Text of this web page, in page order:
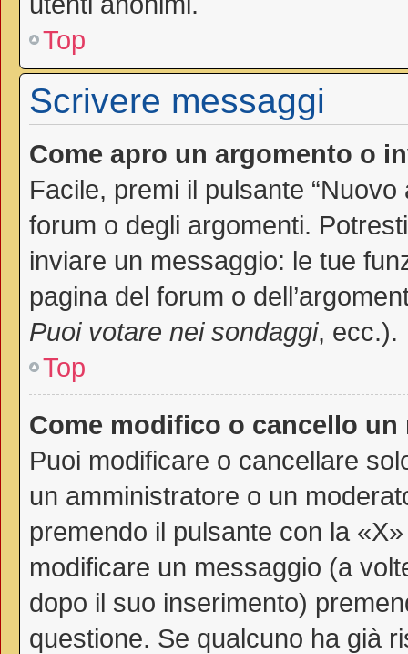
Top
Scrivere messaggi
Come apro un argomento o
Facile, premi il pulsante
forum o degli argomenti.
inviare un messaggio: le tue
pagina del forum o
Puoi votare nei sondaggi, ecc.).
Top
Come modifico o cancello un
Puoi modificare o cancellare
un amministratore o un
premendo il pulsante con la
modificare un messaggio (a
dopo il suo inserimento)
questione. Se qualcuno ha già